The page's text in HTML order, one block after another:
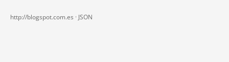
http://blogspot.com.es · JSON